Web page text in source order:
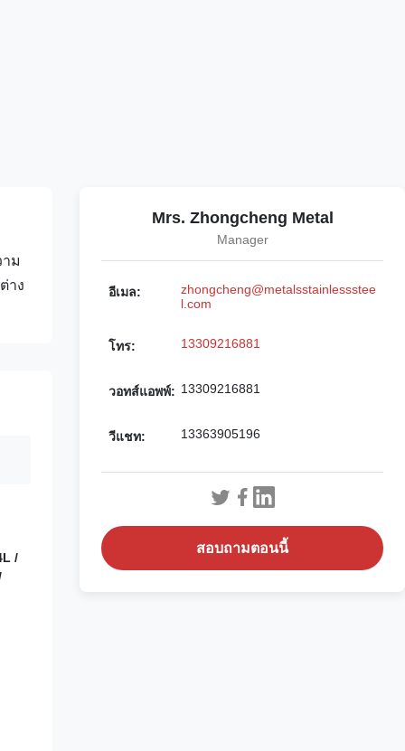
ม
าง
/
Mrs. Zhongcheng Metal
Manager
อีเมล:
zhongcheng@metalsstainlessstee
l.com
โทร: 13309216881
วอทส์แอพพ์: 13309216881
วีแชท: 13363905196
สอบถามตอนนี้